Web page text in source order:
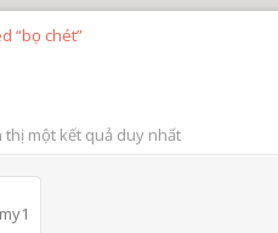
“bọ chét”
thị một kết quả duy nhất